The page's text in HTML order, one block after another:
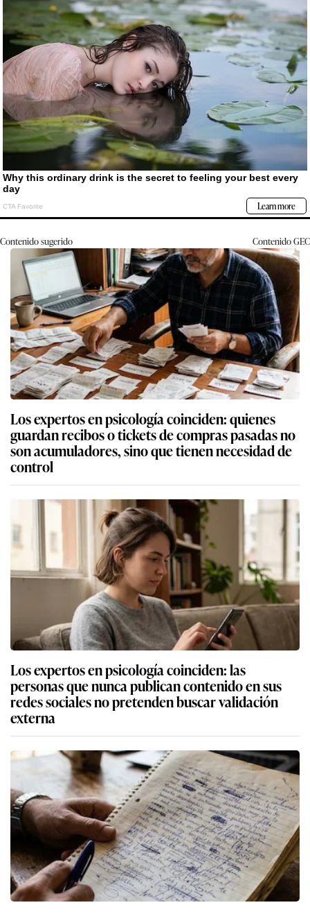
Contenido sugerido ContenidoGEC
Los expertos en psicología coinciden: quienes
guardan recibos o tickets de compras pasadas no
son acumuladores, sino que tienen necesidad de
control
Los expertos en psicología coinciden: las
personas que nunca publican contenido en sus
redes sociales no pretenden buscar validación
externa